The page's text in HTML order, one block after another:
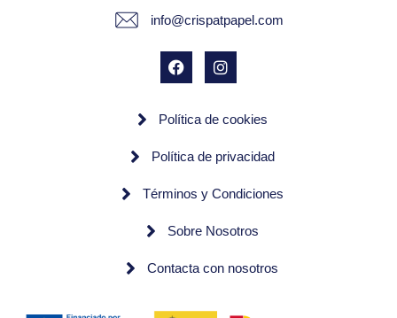
info@crispatpapel.com
Política de cookies
Política de privacidad
Términos y Condiciones
Sobre Nosotros
Contacta con nosotros